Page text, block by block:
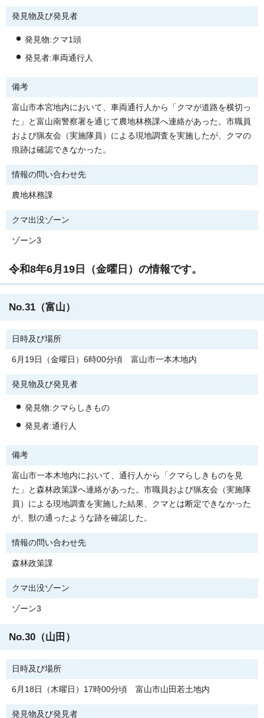
発見物及び発見者
発見物:クマ1頭
発見者:車両通行人
備考
富山市本宮地内において、車両通行人から「クマが道路を横切っ
た」と富山南警察署を通じて農地林務課へ連絡があった。市職員
および猟友会（実施隊員）による現地調査を実施したが、クマの
痕跡は確認できなかった。
情報の問い合わせ先
農地林務課
クマ出没ゾーン
ゾーン3
令和8年6月19日（金曜日）の情報です。
No.31（富山）
日時及び場所
6月19日（金曜日）6時00分頃 富山市一本木地内
発見物及び発見者
発見物:クマらしきもの
発見者:通行人
備考
富山市一本木地内において、通行人から「クマらしきものを見
た」と森林政策課へ連絡があった。市職員および猟友会（実施隊
員）による現地調査を実施した結果、クマとは断定できなかった
が、獣の通ったような跡を確認した。
情報の問い合わせ先
森林政策課
クマ出没ゾーン
ゾーン3
No.30（山田）
日時及び場所
6月18日（木曜日）17時00分頃 富山市山田若土地内
発見物及び発見者